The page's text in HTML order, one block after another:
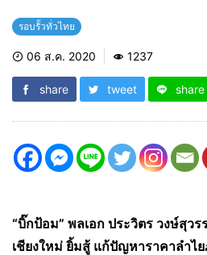
รอบรั้วทั่วไทย
06 ส.ค. 2020 1237
share tweet share
“บิ๊กป้อม” พลเอก ประวิตร วงษ์สุว
เชียงใหม่ ยิ้มสู้ แก้ปัญหาราคาลำไย